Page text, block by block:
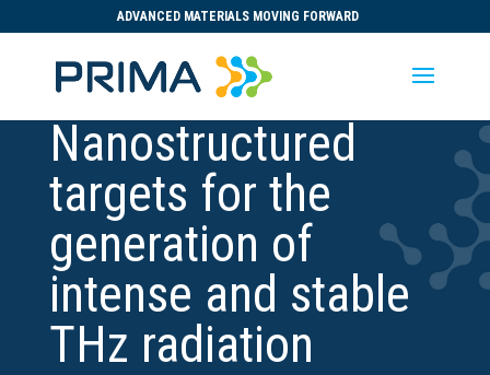
ADVANCED MATERIALS MOVING FORWARD
Nanostructured
targets for the
generation of
intense and stable
THz radiation